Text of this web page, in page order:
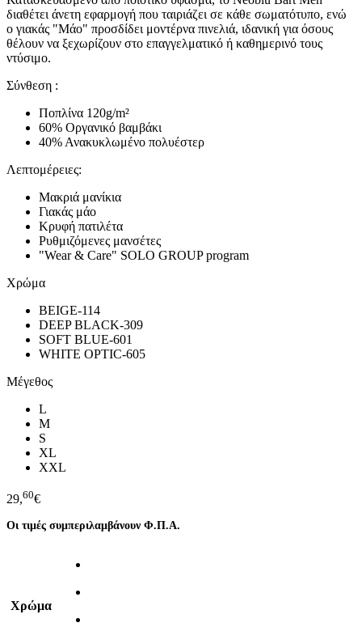
διαθέτει άνετη εφαρμογή που ταιριάζει σε κάθε σωματότυπο, ενώ
ο γιακάς "Μάο" προσδίδει μοντέρνα πινελιά, ιδανική για όσους
θέλουν να ξεχωρίζουν στο επαγγελματικό ή καθημερινό τους
ντύσιμο.
Σύνθεση :
Ποπλίνα 120g/m²
60% Οργανικό βαμβάκι
40% Ανακυκλωμένο πολυέστερ
Λεπτομέρειες:
Μακριά μανίκια
Γιακάς μάο
Κρυφή πατιλέτα
Ρυθμιζόμενες μανσέτες
"Wear & Care" SOLO GROUP program
Χρώμα
BEIGE-114
DEEP BLACK-309
SOFT BLUE-601
WHITE OPTIC-605
Μέγεθος
L
M
S
XL
XXL
29,60€
Οι τιμές συμπεριλαμβάνουν Φ.Π.Α.
Χρώμα